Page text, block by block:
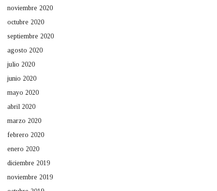
noviembre 2020
octubre 2020
septiembre 2020
agosto 2020
julio 2020
junio 2020
mayo 2020
abril 2020
marzo 2020
febrero 2020
enero 2020
diciembre 2019
noviembre 2019